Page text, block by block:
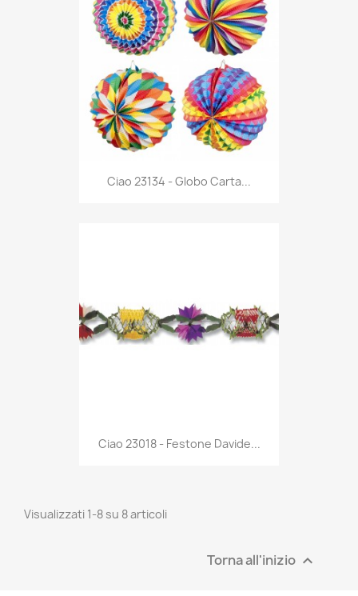
Anteprima
Ciao 23134 - Globo Carta...
Anteprima
Ciao 23018 - Festone Davide...
Visualizzati 1-8 su 8 articoli
Torna all'inizio 